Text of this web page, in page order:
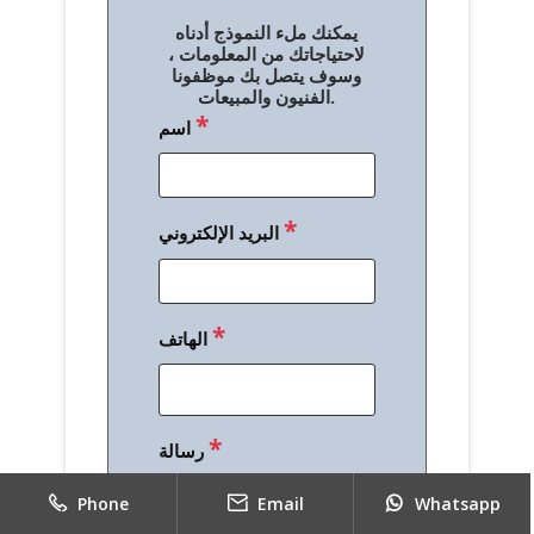
يمكنك ملء النموذج أدناه
لاحتياجاتك من المعلومات ،
وسوف يتصل بك موظفونا
الفنيون والمبيعات.
اسم*
البريد الإلكتروني*
الهاتف*
رسالة*
Phone Email Whatsapp